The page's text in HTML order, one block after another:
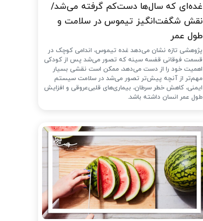
غده‌ای که سال‌ها دست‌کم گرفته می‌شد/
نقش شگفت‌انگیز تیموس در سلامت و
طول عمر
پژوهشی تازه نشان می‌دهد غده تیموس، اندامی کوچک در
قسمت فوقانی قفسه سینه که تصور می‌شد پس از کودکی
اهمیت خود را از دست می‌دهد، ممکن است نقشی بسیار
مهم‌تر از آنچه پیش‌تر تصور می‌شد در سلامت سیستم
ایمنی، کاهش خطر سرطان، بیماری‌های قلبی‌عروقی و افزایش
طول عمر انسان داشته باشد.